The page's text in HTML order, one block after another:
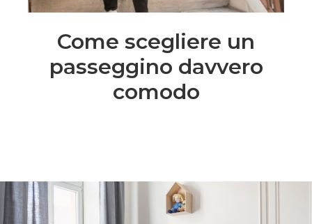
Come scegliere un
passeggino davvero
comodo